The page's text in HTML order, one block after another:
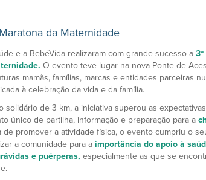
da Maternidade
e a BebéVida realizaram com grande sucesso a
O evento teve lugar na nova Ponte de
mamãs, famílias, marcas e entidades parceiras
à celebração da vida e da família.
solidário de 3 km, a iniciativa superou as
único de partilha, informação e preparação para a
de promover a atividade física, o evento cumpriu o
a comunidade para a importância do apoio à
e puérperas, especialmente as que se